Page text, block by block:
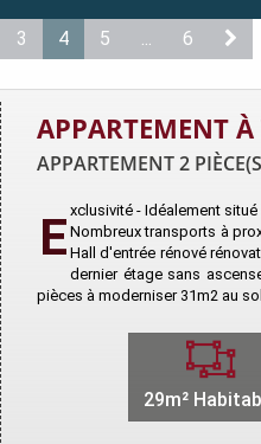
3 4 5 ... 6
APPARTEMENT
APPARTEMENT 2
E xclusivité - Idéalement
Nombreux transports à
Hall d'entrée rénové
dernier étage sans
pièces à moderniser 31m2 au
29m²